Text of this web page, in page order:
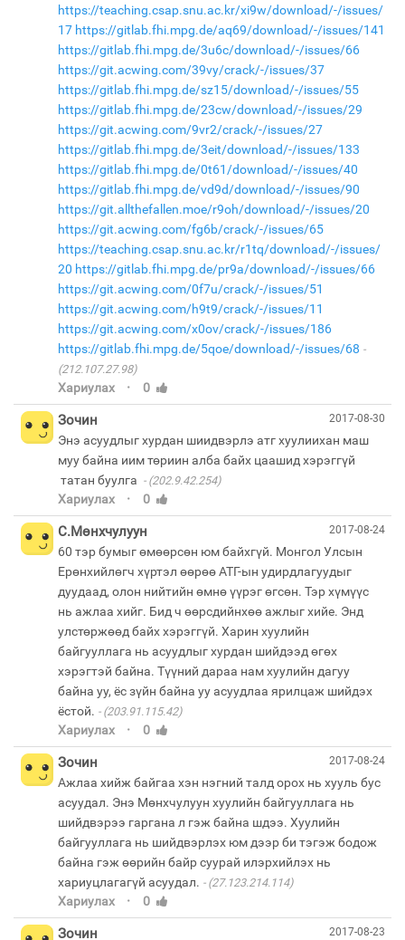
https://teaching.csap.snu.ac.kr/xi9w/download/-/issues/
17 https://gitlab.fhi.mpg.de/aq69/download/-/issues/141
https://gitlab.fhi.mpg.de/3u6c/download/-/issues/66
https://git.acwing.com/39vy/crack/-/issues/37
https://gitlab.fhi.mpg.de/sz15/download/-/issues/55
https://gitlab.fhi.mpg.de/23cw/download/-/issues/29
https://git.acwing.com/9vr2/crack/-/issues/27
https://gitlab.fhi.mpg.de/3eit/download/-/issues/133
https://gitlab.fhi.mpg.de/0t61/download/-/issues/40
https://gitlab.fhi.mpg.de/vd9d/download/-/issues/90
https://git.allthefallen.moe/r9oh/download/-/issues/20
https://git.acwing.com/fg6b/crack/-/issues/65
https://teaching.csap.snu.ac.kr/r1tq/download/-/issues/
20 https://gitlab.fhi.mpg.de/pr9a/download/-/issues/66
https://git.acwing.com/0f7u/crack/-/issues/51
https://git.acwing.com/h9t9/crack/-/issues/11
https://git.acwing.com/x0ov/crack/-/issues/186
https://gitlab.fhi.mpg.de/5qoe/download/-/issues/68
(212.107.27.98)
Хариулах · 0
2017-08-30
Зочин
Энэ асуудлыг хурдан шиидвэрлэ атг хуулиихан маш
муу байна иим төриин алба байх цаашид хэрэггүй
татан буулга
(202.9.42.254)
Хариулах · 0
2017-08-24
С.Мөнхчулуун
60 тэр бумыг өмөөрсөн юм байхгүй. Монгол Улсын
Ерөнхийлөгч хүртэл өөрөө АТГ-ын удирдлагуудыг
дуудаад, олон нийтийн өмнө үүрэг өгсөн. Тэр хүмүүс
нь ажлаа хийг. Бид ч өөрсдийнхөө ажлыг хийе. Энд
улстөржөөд байх хэрэггүй. Харин хуулийн
байгууллага нь асуудлыг хурдан шийдээд өгөх
хэрэгтэй байна. Түүний дараа нам хуулийн дагуу
байна уу, ёс зүйн байна уу асуудлаа ярилцаж шийдэх
ёстой.
(203.91.115.42)
Хариулах · 0
2017-08-24
Зочин
Ажлаа хийж байгаа хэн нэгний талд орох нь хууль бус
асуудал. Энэ Мөнхчулуун хуулийн байгууллага нь
шийдвэрээ гаргана л гэж байна шдээ. Хуулийн
байгууллага нь шийдвэрлэх юм дээр би тэгэж бодож
байна гэж өөрийн байр суурай илэрхийлэх нь
хариуцлагагүй асуудал.
(27.123.214.114)
Хариулах · 0
2017-08-23
Зочин